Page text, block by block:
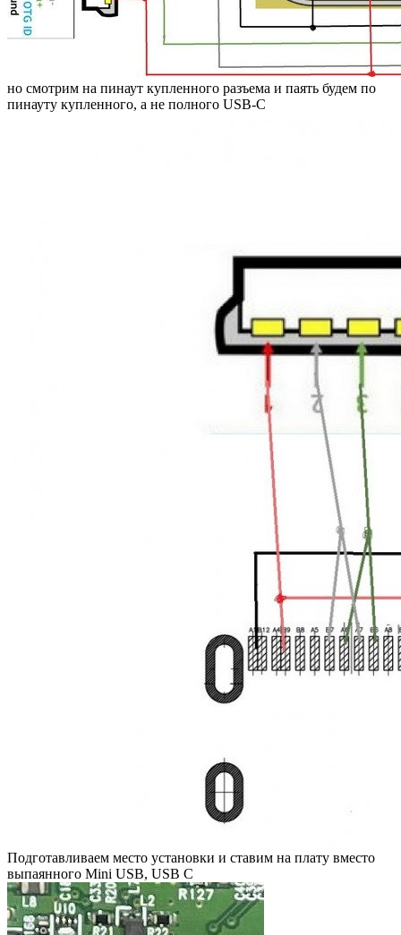
но смотрим на пинаут купленного разъема и паять будем по
пинауту купленного, а не полного USB-C
Подготавливаем место установки и ставим на плату вместо
выпаянного Mini USB, USB C